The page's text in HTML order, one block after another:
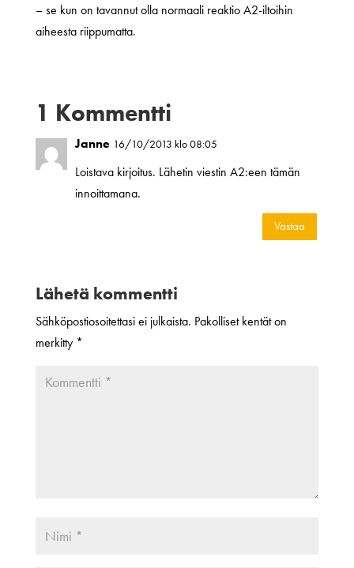
– se kun on tavannut olla normaali reaktio A2-iltoihin
aiheesta riippumatta.
1 Kommentti
Janne 16/10/2013 klo 08:05
Loistava kirjoitus. Lähetin viestin A2:een tämän
innoittamana.
Vastaa
Lähetä kommentti
Sähköpostiosoitettasi ei julkaista. Pakolliset kentät on
merkitty *